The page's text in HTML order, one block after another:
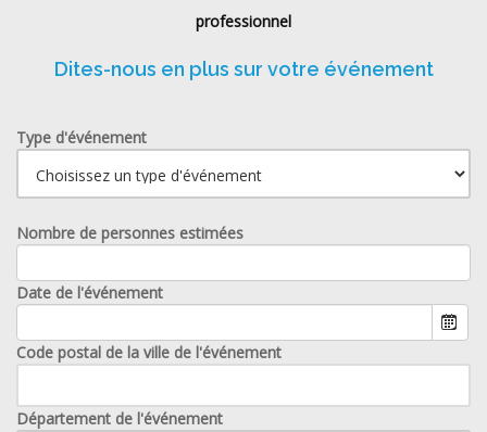
professionnel
Dites-nous en plus sur votre événement
Type d'événement
Nombre de personnes estimées
Date de l'événement
Code postal de la ville de l'événement
Département de l'événement